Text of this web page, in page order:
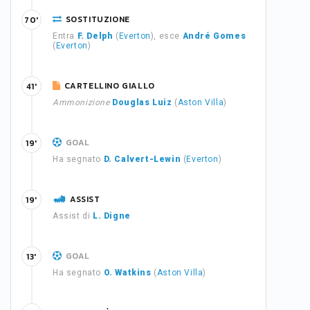
SOSTITUZIONE
Entra F. Delph ( Everton), esce André Gomes
( Everton)
70'
CARTELLINO GIALLO
Ammonizione Douglas Luiz (Aston Villa)
41'
GOAL
Ha segnato D. Calvert-Lewin ( Everton)
19'
ASSIST
Assist di L. Digne
19'
GOAL
Ha segnato O. Watkins (Aston Villa)
13'